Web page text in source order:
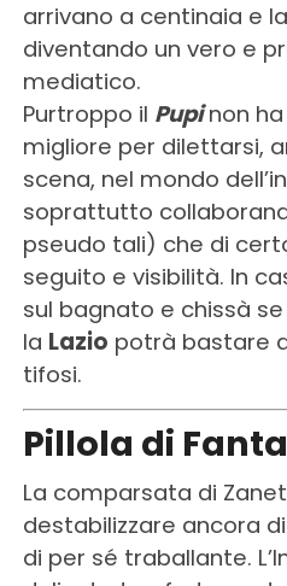
arrivano a centinaia e
diventando un vero e
mediatico.
Purtroppo il Pupi non
migliore per dilettarsi,
scena, nel mondo
soprattutto
pseudo tali) che di
seguito e visibilità. In
sul bagnato e chissà
la Lazio potrà bastare
tifosi.
Pillola di Fanta
La comparsata di
destabilizzare ancora
di per sé traballante.